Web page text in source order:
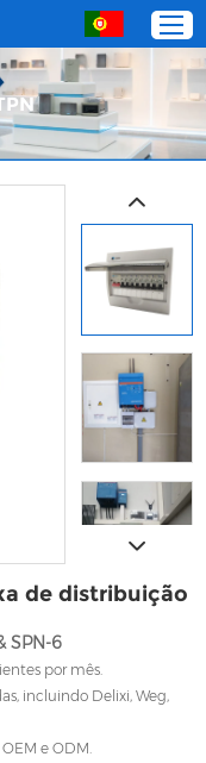
com
de distribuição
SPN-6
por mês.
incluindo Delixi, Weg,
e ODM.